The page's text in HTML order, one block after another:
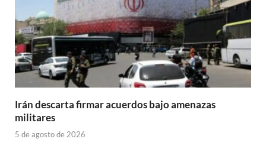
Irán descarta firmar acuerdos bajo amenazas
militares
5 de agosto de 2026